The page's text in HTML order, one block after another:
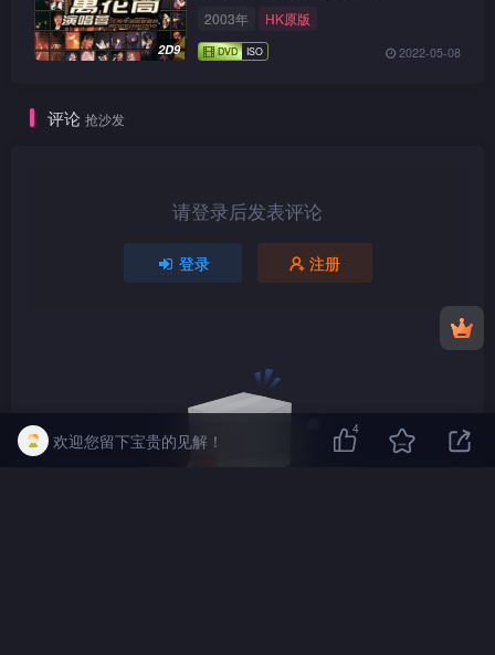
2D9
2003年 HK原版
2022-05-08
评论 抢沙发
请登录后发表评论
登录 注册
欢迎您留下宝贵的见解！
4